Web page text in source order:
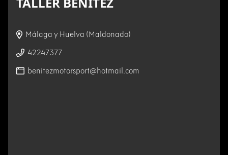
Málaga y Huelva (Maldonado)
42247377
benitezmotorsport@hotmail.com